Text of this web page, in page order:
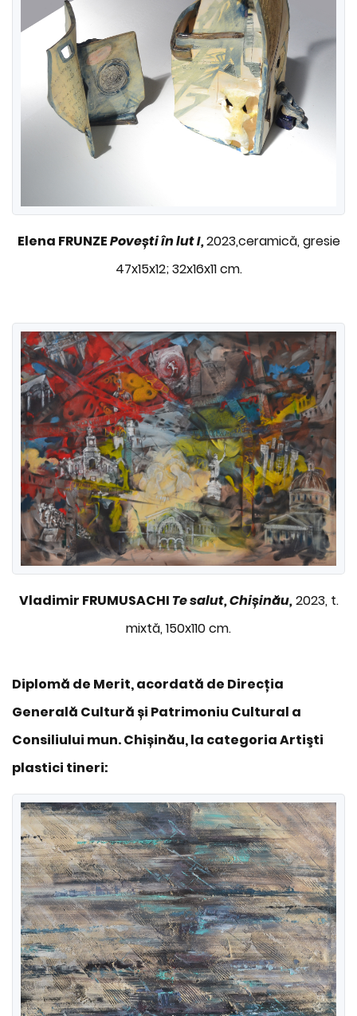
Elena FRUNZEPovești în lut I,2023,ceramică, gresie
47x15x12; 32x16x11 cm.
Vladimir FRUMUSACHI Te salut, Chișinău,2023, t.
mixtă, 150x110 cm.
Diplomă de Merit, acordată de Direcția
Generală Cultură și Patrimoniu Cultural a
Consiliului mun. Chișinău, la categoria Artişti
plastici tineri: